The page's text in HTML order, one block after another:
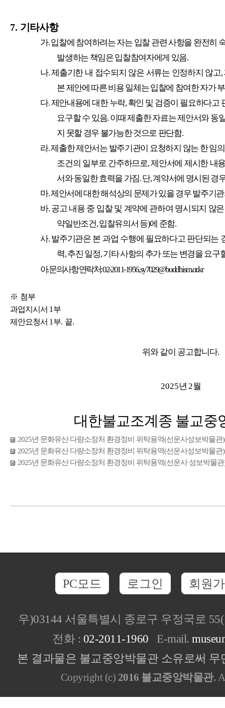
7. 기타사항
가.입찰에 참여하려는 자는 입찰 관련 사항을 완전히
발생하는 책임은 입찰참여자에게 있음.
나.제출기한 내 접수되지 않은 서류는 인정하지 않고,
본 제안에 따른 비용 일체는 입찰에 참여한 자가
다.제안내용에 대한 누락,확인 및 검증이 필요하다고
요구할 수 있음. 이때 제출한 자료는 제안서와 동
지 못할 경우 불가능한 것으로 판단함.
라.제출한 제안서는 발주기관이 요청하지 않는 한 임
조건의 일부로 간주하므로,제안서에 제시한 내
서와 동일한 효력을 가짐.단,계약서에 명시된 경
마.제안서에 대한 해석상의 문제가 있을 경우 발주기
바. 공고 내용 중 입찰 및 계약에 관하여 명시되지 않
약일반조건,입찰유의서 등)에 준함.
사. 발주기관은 본 과업 수행에 필요하다고 판단되는
력,추진 일정,기타 사항의 추가 또는 변경을 요구
아.문의사항 연락처: 02-2011-1956, sy7029@buddhism.or.kr
※ 첨부
과업지시서 1 부
제안요청서 1 부. 끝.
위와 같이 공고합니다.
2025년 2월
대한불교조계종 불교중
2025년 문화유산 다량소장처 환경정비 위탁용역(선운사성보박물관
2025년 문화유산 다량소장처 환경정비 위탁용역(선운사성보박물관
2025년 문화유산 다량소장처 환경정비 위탁용역(선운사 성보박물
PC모드 로그인 회원
우)03144 서울특별시 종로구 우정국로
전화 : 02-2011-1960 E-mail.
본 결과물은 불교중앙박물관 소유로써
Copyright (c) 2016 불교중앙박물관.